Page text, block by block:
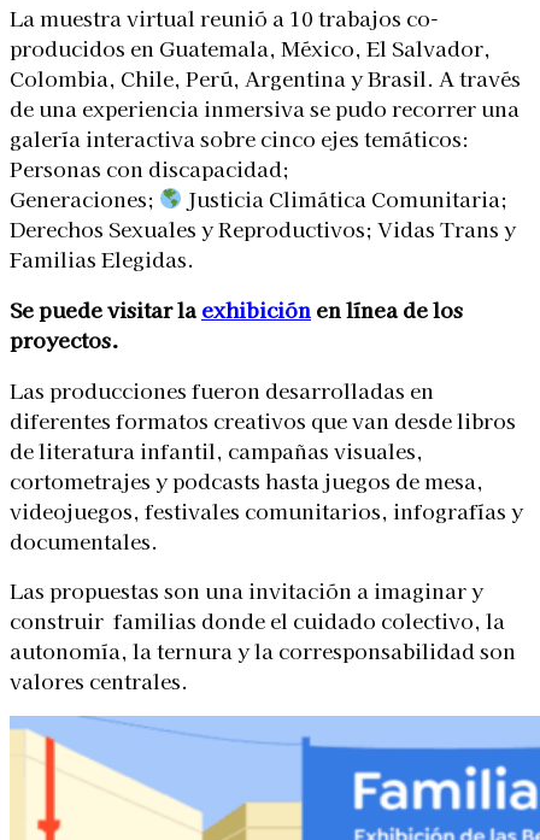
La muestra virtual reunió a 10 trabajos co-
producidos en Guatemala, México, El Salvador,
Colombia, Chile, Perú, Argentina y Brasil. A través
de una experiencia inmersiva se pudo recorrer una
galería interactiva sobre cinco ejes temáticos:
Personas con discapacidad;
Generaciones;
Justicia Climática Comunitaria;
Derechos Sexuales y Reproductivos; Vidas Trans y
Familias Elegidas.
Se puede visitar laexhibición en línea de los
proyectos.
Las producciones fueron desarrolladas en
diferentes formatos creativos que van desde libros
de literatura infantil, campañas visuales,
cortometrajes y podcasts hasta juegos de mesa,
videojuegos, festivales comunitarios, infografías y
documentales.
Las propuestas son una invitación a imaginar y
construir familias donde el cuidado colectivo, la
autonomía, la ternura y la corresponsabilidad son
valores centrales.